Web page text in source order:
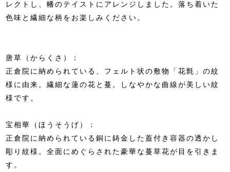
レクトし、幡のテイストにアレンジしました。落ち着いた
色味と繊細な柄をお楽しみください。
唐草（からくさ）：
正倉院に納められている、フェルト状の敷物「花氈」の紋
様に由来。繊細な蓮の花と蔓。しなやかな曲線が美しい紋
様です。
宝相華（ほうそうげ）：
正倉院に納められている銅に鋳金した蓋付き容器の透かし
彫り紋様。全面にめぐらされた豪華な蔓草花が目を引きま
す。